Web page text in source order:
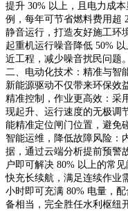
提升 30% 以上，且电力成
例，每年可节省燃料费用超
静音运行，打造友好施工环
起重机运行噪音降低 50%
近工程，减少噪音扰民问题。
二、电动化技术：精准与智
新能源驱动不仅带来环保效
精准控制，作业更高效：采
现起升、运行速度的无极调
能精准定位闸门位置，避免
智能运维，降低故障风险：
据，通过云端分析提前预警
户即可解决 80% 以上的常
快充长续航，满足连续作业
小时即可充满 80% 电量，
备相当，完全胜任水利枢纽